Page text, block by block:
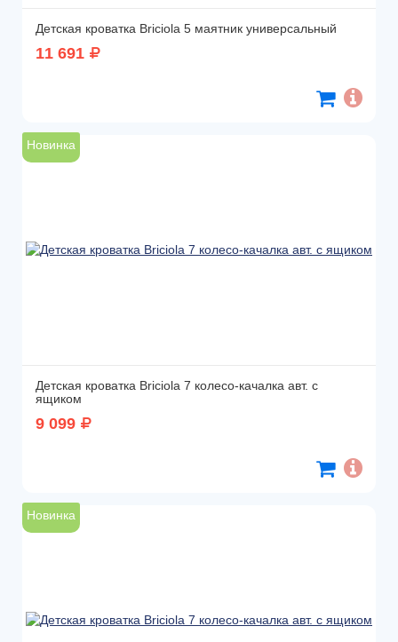
Детская кроватка Briciola 5 маятник универсальный
11 691
Новинка
Детская кроватка Briciola 7 колесо-качалка авт. с
ящиком
9 099
Новинка